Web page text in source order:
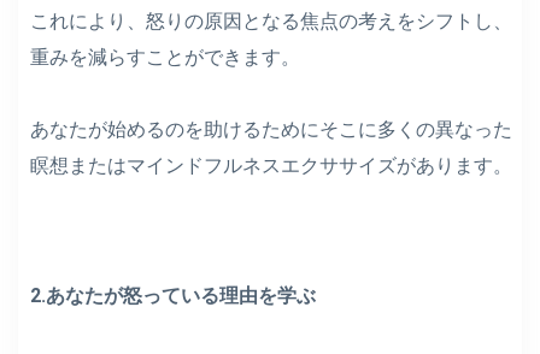
これにより、怒りの原因となる焦点の考えをシフトし、
重みを減らすことができます。
あなたが始めるのを助けるためにそこに多くの異なった
瞑想またはマインドフルネスエクササイズがあります。
2.あなたが怒っている理由を学ぶ